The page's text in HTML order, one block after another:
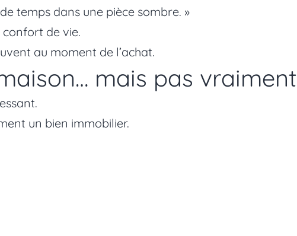
temps dans une pièce sombre. »
de vie.
au moment de l’achat.
mais pas
un bien immobilier.